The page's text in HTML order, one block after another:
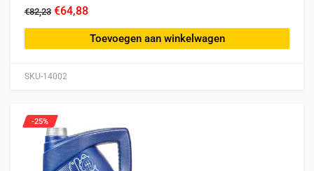
SKU-14002
€82,23 €64,88
Toevoegen aan winkelwagen
-25%